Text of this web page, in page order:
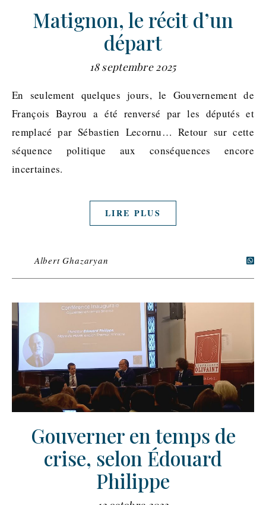
Matignon, le récit d’un
départ
18 septembre 2025
En seulement quelques jours, le Gouvernement de
François Bayrou a été renversé par les députés et
remplacé par Sébastien Lecornu… Retour sur cette
séquence politique aux conséquences encore
incertaines.
LIRE PLUS
Albert Ghazaryan
Gouverner en temps de
crise, selon Édouard
Philippe